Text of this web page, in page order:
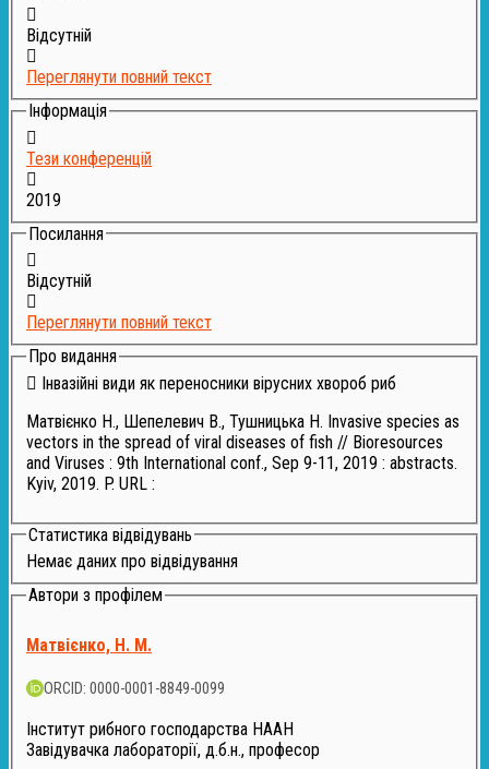
Відсутній
Переглянути повний текст
Інформація
Тези конференцій
2019
Посилання
Відсутній
Переглянути повний текст
Про видання
Інвазійні види як переносники вірусних хвороб риб
Матвієнко Н., Шепелевич В., Тушницька Н. Invasive species as
vectors in the spread of viral diseases of fish // Bioresources
and Viruses : 9th International conf., Sep 9-11, 2019 : abstracts.
Kyiv, 2019. P. URL :
Статистика відвідувань
Немає даних про відвідування
Автори з профілем
Матвієнко, Н. М.
ORCID: 0000-0001-8849-0099
Інститут рибного господарства НААН
Завідувачка лабораторії, д.б.н., професор